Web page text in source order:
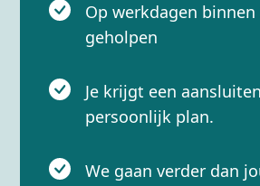
Op werkdagen binnen
geholpen
Je krijgt een
persoonlijk plan.
We gaan verder dan